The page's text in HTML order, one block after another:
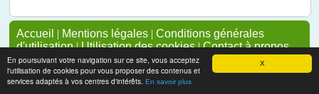
X
En poursuivant votre navigation sur ce site, vous acceptez
l'utilisation de cookies pour vous proposer des contenus et
services adaptés à vos centres d'intérêts. En savoir plus
Accueil | Mentions légales | Conditions générales
d'utilisation|Utilisation des cookies|Contact à propos
de cette page
Pour ajouter ou supprimer un site, voir l'article 4 des
CGUs